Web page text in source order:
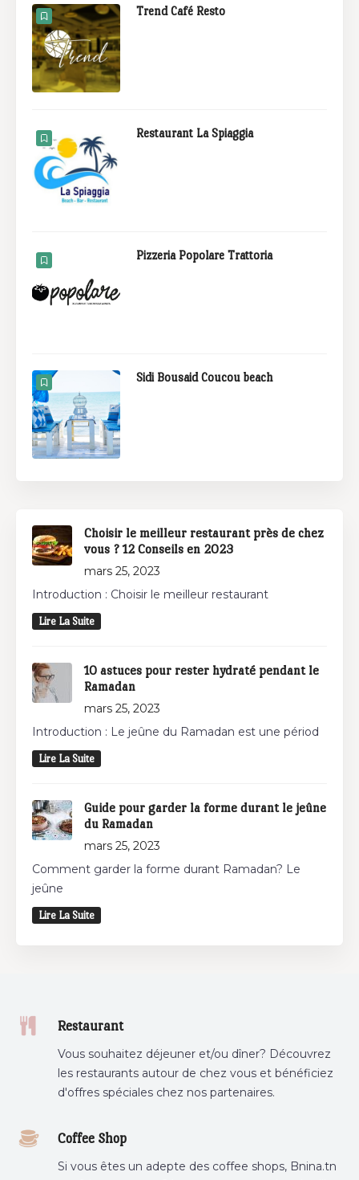
Trend Café Resto
Restaurant La Spiaggia
Pizzeria Popolare Trattoria
Sidi Bousaid Coucou beach
Choisir le meilleur restaurant près de chez
vous ? 12 Conseils en 2023
mars 25, 2023
Introduction : Choisir le meilleur restaurant
Lire La Suite
10 astuces pour rester hydraté pendant le
Ramadan
mars 25, 2023
Introduction : Le jeûne du Ramadan est une périod
Lire La Suite
Guide pour garder la forme durant le jeûne
du Ramadan
mars 25, 2023
Comment garder la forme durant Ramadan? Le
jeûne
Lire La Suite
Restaurant
Vous souhaitez déjeuner et/ou dîner? Découvrez
les restaurants autour de chez vous et bénéficiez
d'offres spéciales chez nos partenaires.
Coffee Shop
Si vous êtes un adepte des coffee shops, Bnina.tn